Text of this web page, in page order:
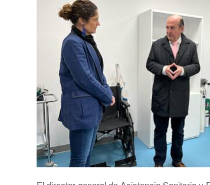
Grupos políticos
Plenos Municipales
PMUS - Plan de Movilidad
Urbanismo
Tablón de anuncios: Ofertas de
Linea Verde - Ayuntamiento de